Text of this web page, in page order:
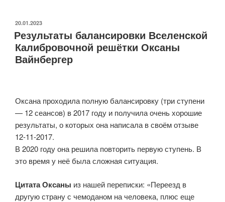
ОПУБЛИКОВАНО
20.01.2023
Результаты балансировки Вселенской
Калибровочной решётки Оксаны
Вайнбергер
Оксана проходила полную балансировку (три ступени
— 12 сеансов) в 2017 году и получила очень хорошие
результаты, о которых она написала в своём отзыве
12-11-2017.
В 2020 году она решила повторить первую ступень. В
это время у неё была сложная ситуация.
Цитата Оксаны из нашей переписки: «Переезд в
другую страну с чемоданом на человека, плюс еще